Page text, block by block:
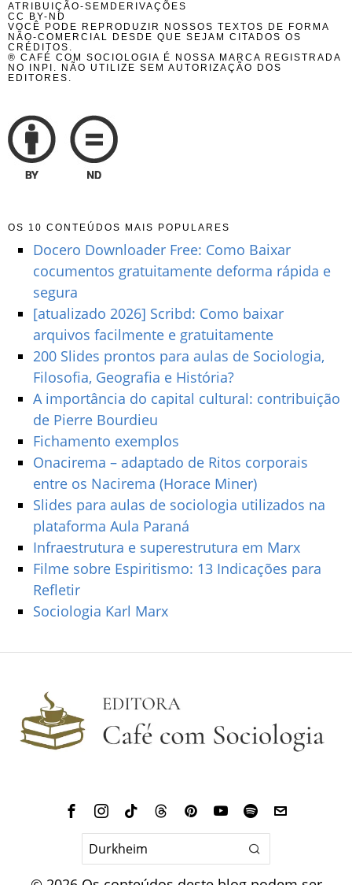
ATRIBUIÇÃO-SEMDERIVAÇÕES
CC BY-ND
VOCÊ PODE REPRODUZIR NOSSOS TEXTOS DE FORMA
NÃO-COMERCIAL DESDE QUE SEJAM CITADOS OS
CRÉDITOS.
® CAFÉ COM SOCIOLOGIA É NOSSA MARCA REGISTRADA
NO INPI. NÃO UTILIZE SEM AUTORIZAÇÃO DOS
EDITORES.
OS 10 CONTEÚDOS MAIS POPULARES
Docero Downloader Free: Como Baixar
cocumentos gratuitamente deforma rápida e
segura
[atualizado 2026] Scribd: Como baixar
arquivos facilmente e gratuitamente
200 Slides prontos para aulas de Sociologia,
Filosofia, Geografia e História?
A importância do capital cultural: contribuição
de Pierre Bourdieu
Fichamento exemplos
Onacirema – adaptado de Ritos corporais
entre os Nacirema (Horace Miner)
Slides para aulas de sociologia utilizados na
plataforma Aula Paraná
Infraestrutura e superestrutura em Marx
Filme sobre Espiritismo: 13 Indicações para
Refletir
Sociologia Karl Marx